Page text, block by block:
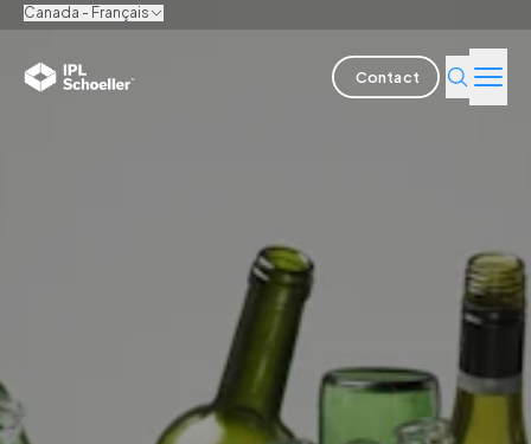
Canada - Français
Contact